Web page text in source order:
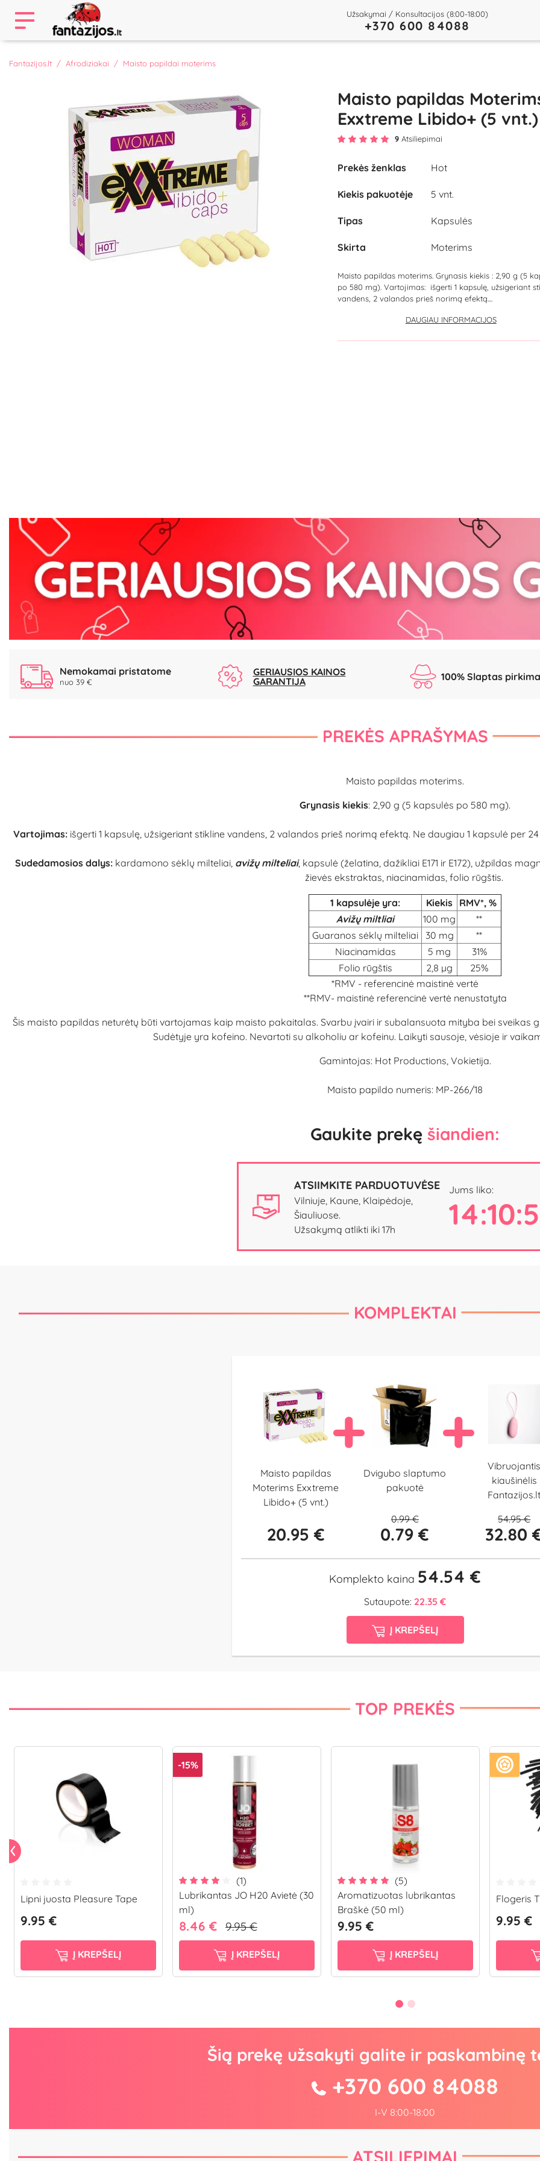
Užsakymai / Konsultacijos (8:00-18:00)
+370 600 84088
Fantazijos.lt Afrodiziakai Maisto papildai moterims
Maisto papildas
Exxtreme Libido+ (5 vnt.)
9 Atsiliepimai
Prekės ženklas Hot
Kiekis pakuotėje 5 vnt.
Tipas Kapsulės
Skirta Moterims
Maisto papildas moterims. Grynasis kiekis : 2,90 g (5
po 580 mg). Vartojimas: išgerti 1 kapsulę, užsigeriant
vandens, 2 valandos prieš norimą efektą....
DAUGIAU INFORMACIJOS
Nemokamai pristatome
nuo 39 €
GERIAUSIOS KAINOS
GARANTIJA
100% Slaptas
PREKĖS APRAŠYMAS
Maisto papildas moterims.
Grynasis kiekis: 2,90 g (5 kapsulės po 580 mg).
Vartojimas: išgerti 1 kapsulę, užsigeriant stikline vandens, 2 valandos prieš norimą efektą. Ne daugiau 1 kapsulė per
Sudedamosios dalys:kardamono sėklų milteliai, avižų milteliai, kapsulė (želatina, dažikliai E171 ir E172), užpildas
žievės ekstraktas, niacinamidas, folio rūgštis.
1 kapsulėje yra: Kiekis RMV*, %
Avižų miltliai
100 mg
**
Guaranos sėklų milteliai 30 mg
**
Niacinamidas
5 mg
31%
Folio rūgštis
2,8 µg
25%
*RMV - referencinė maistinė vertė
**RMV- maistinė referencinė vertė nenustatyta
Šis maisto papildas neturėtų būti vartojamas kaip maisto pakaitalas. Svarbu įvairi ir subalansuota mityba bei
Sudėtyje yra kofeino. Nevartoti su alkoholiu ar kofeinu. Laikyti sausoje, vėsioje ir
Gamintojas: Hot Productions, Vokietija.
Maisto papildo numeris: MP-266/18
Gaukite prekę šiandien:
ATSIIMKITE PARDUOTUVĖSE
Vilniuje, Kaune, Klaipėdoje,
Šiauliuose.
Užsakymą atlikti iki 17h
Jums liko:
KOMPLEKTAI
Maisto papildas
Moterims Exxtreme
Libido+ (5 vnt.)
20.95 €
Dvigubo slaptumo
pakuotė
0.99 €
0.79 €
kiaušinėlis
54.95 €
32.80
Komplekto kaina 54.54 €
Sutaupote: 22.35 €
Į KREPŠELĮ
TOP PREKĖS
Lipni juosta Pleasure Tape
9.95 €
Į KREPŠELĮ
-15%
(1)
Lubrikantas JO H20 Avietė (30
ml)
8.46 € 9.95 €
Į KREPŠELĮ
(5)
Aromatizuotas lubrikantas
Braškė (50 ml)
9.95 €
Į KREPŠELĮ
Flogeris
9.95 €
Šią prekę užsakyti galite ir paskambinę
+370 600 84088
I-V 8:00-18:00
ATSILIEPIMAI